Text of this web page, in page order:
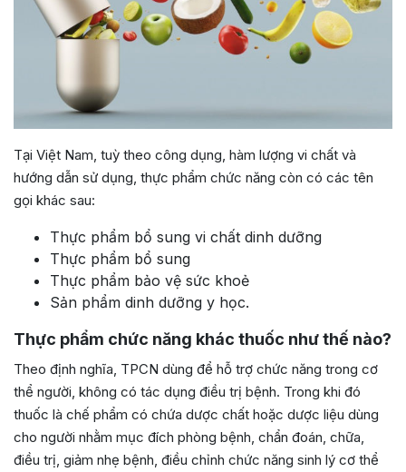
Tại Việt Nam, tuỳ theo công dụng, hàm lượng vi chất và
hướng dẫn sử dụng, thực phẩm chức năng còn có các tên
gọi khác sau:
Thực phẩm bổ sung vi chất dinh dưỡng
Thực phẩm bổ sung
Thực phẩm bảo vệ sức khoẻ
Sản phẩm dinh dưỡng y học.
Thực phẩm chức năng khác thuốc như thế nào?
Theo định nghĩa, TPCN dùng để hỗ trợ chức năng trong cơ
thể người, không có tác dụng điều trị bệnh. Trong khi đó
thuốc là chế phẩm có chứa dược chất hoặc dược liệu dùng
cho người nhằm mục đích phòng bệnh, chẩn đoán, chữa,
điều trị, giảm nhẹ bệnh, điều chỉnh chức năng sinh lý cơ thể